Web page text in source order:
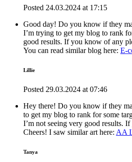
Posted 24.03.2024 at 17:15
Good day! Do you know if they
I’m trying to get my blog to rank
good results. If you know of any
You can read similar blog here: E-
Lillie
Posted 29.03.2024 at 07:46
Hey there! Do you know if they
to get my blog to rank for some
I’m not seeing very good results.
Cheers! I saw similar art here: AA
Tanya